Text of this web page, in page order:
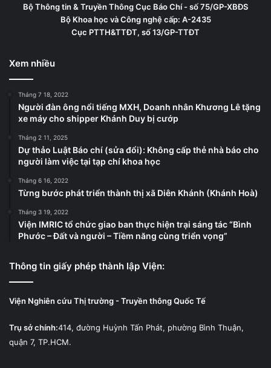
Bộ Thông tin & Truyền Thông Cục Báo Chí - số 75/GP-XBĐS
Bộ Khoa học và Công nghệ cấp: A-2435
Cục PTTH&TTĐT, số 13/GP-TTĐT
Xem nhiều
Tháng 7 18, 2022
Người đàn ông nổi tiếng MXH, Doanh nhân Khương Lê tặng
xe máy cho shipper Khánh Duy bị cướp
Tháng 2 11, 2025
Dự thảo Luật Báo chí (sửa đổi): Không cấp thẻ nhà báo cho
người làm việc tại tạp chí khoa học
Tháng 6 16, 2022
Từng bước phát triển thành thị xã Diên Khánh (Khánh Hoà)
Tháng 3 19, 2022
Viện IMRIC tổ chức giao ban thực hiện trại sáng tác “Bình
Phước – Đất và người – Tiềm năng cùng triển vọng”
Thông tin giấy phép thành lập Viện:
Viện Nghiên cứu Thị trường - Truyền thông Quốc Tế
Trụ sở chính:414, đường Huỳnh Tấn Phát, phường Bình Thuận,
quận 7, TP.HCM.